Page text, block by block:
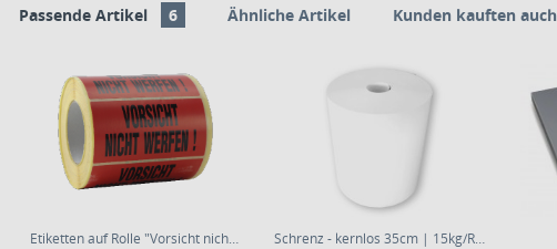
Passende Artikel 6 Ähnliche Artikel Kunden kauften auch
Etiketten auf Rolle "Vorsicht nicht werfen" *... Schrenz - kernlos 35cm | 15kg/Rolle | 80g/m²